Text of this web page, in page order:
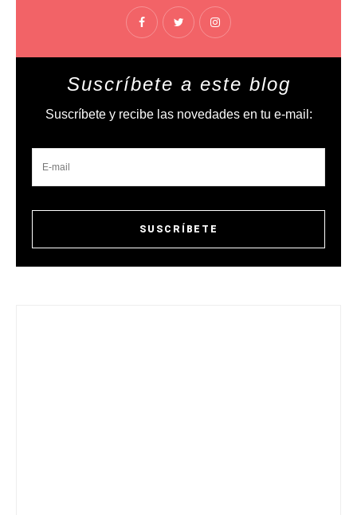
Suscríbete a este blog
Suscríbete y recibe las novedades en tu e-mail: